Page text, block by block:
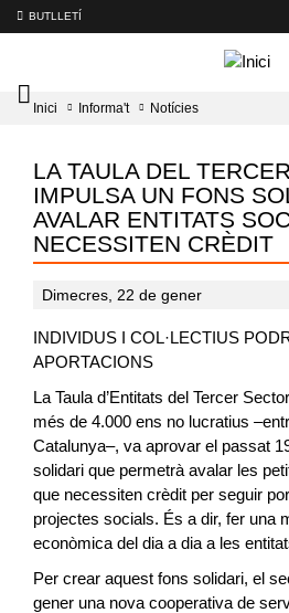
BUTLLETÍ
Mobile
menu
Inici Informa't Notícies
LA TAULA DEL
IMPULSA UN FONS
AVALAR ENTITATS
NECESSITEN CRÈDIT
Dimecres, 22 de gener
INDIVIDUS I COL·LECTIUS
APORTACIONS
La Taula d’Entitats del Tercer
més de 4.000 ens no lucratius
Catalunya–, va aprovar el passat
solidari que permetrà avalar les
que necessiten crèdit per seguir
projectes socials. És a dir, fer una
econòmica del dia a dia a les
Per crear aquest fons solidari, el
gener una nova cooperativa de